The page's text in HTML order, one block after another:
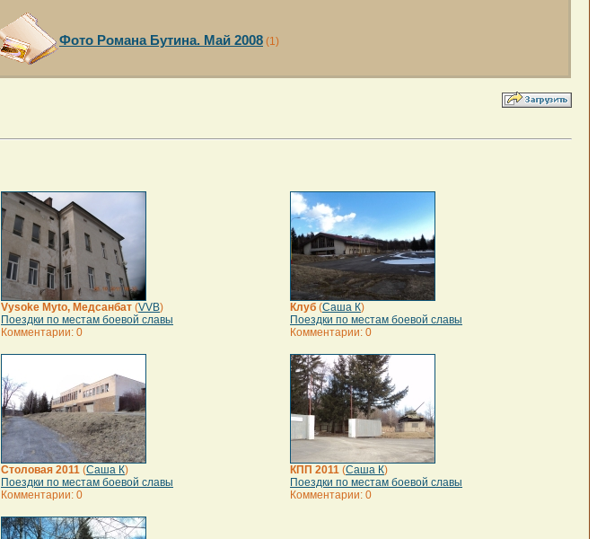
Фото Романа Бутина. Май 2008 (1)
Vysoke Myto, Медсанбат (VVB)
Поездки по местам боевой славы
Комментарии: 0
Клуб (Саша К)
Поездки по местам боевой славы
Комментарии: 0
Столовая 2011 (Саша К)
Поездки по местам боевой славы
Комментарии: 0
КПП 2011 (Саша К)
Поездки по местам боевой славы
Комментарии: 0